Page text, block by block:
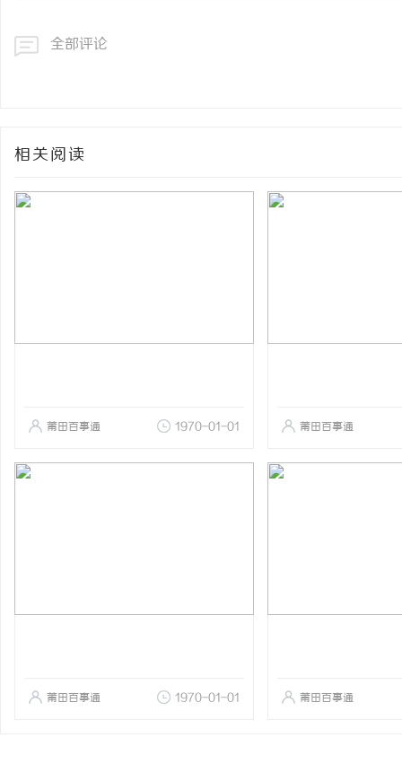
全部评论
相关阅读
莆田百事通 1970-01-01 莆田百事通
莆田百事通 1970-01-01 莆田百事通